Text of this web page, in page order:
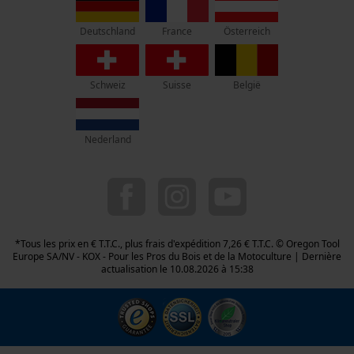
1435 Mont-Saint-Guibert
Pas de magasin !
Adresse de retour:
Oregon Tool GmbH
Beim Erlenwäldchen 14/2
71522 Backnang
Deutschland France Österreich
Schweiz Suisse België
Nederland
*Tous les prix en € T.T.C., plus frais d'expédition 7,26 € T.T.C. © Oregon Tool
Europe SA/NV - KOX - Pour les Pros du Bois et de la Motoculture | Dernière
actualisation le 10.08.2026 à 15:38